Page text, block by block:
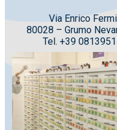
Via Enrico
80028 – Grumo
Tel. +39